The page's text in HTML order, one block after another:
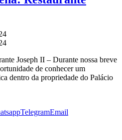
Joseph II – Durante nossa breve
de conhecer um
dentro da propriedade do Palácio
TelegramEmail